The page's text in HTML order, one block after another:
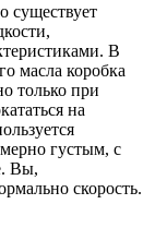
существует
В
масла коробка
только при
на
густым, с
Вы,
скорость.